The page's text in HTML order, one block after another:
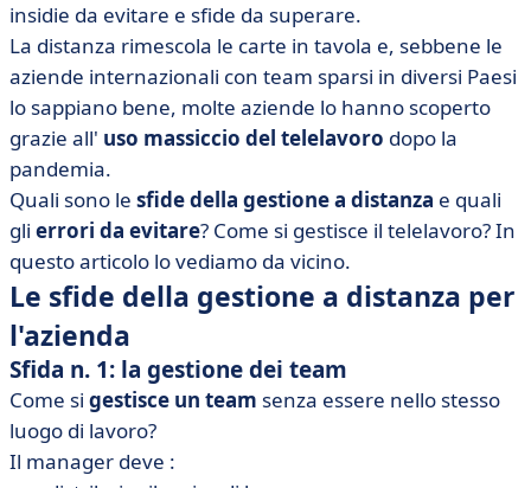
• Come si gestisce in remoto? 6 buone pratiche
• Gestione remota: la nuova norma?
insidie da evitare e sfide da superare.
La distanza rimescola le carte in tavola e, sebbene le
aziende internazionali con team sparsi in diversi Paesi
lo sappiano bene, molte aziende lo hanno scoperto
grazie all' uso massiccio del telelavoro dopo la
pandemia.
Quali sono le sfide della gestione a distanza e quali
gli errori da evitare? Come si gestisce il telelavoro? In
questo articolo lo vediamo da vicino.
Le sfide della gestione a distanza per
l'azienda
Sfida n. 1: la gestione dei team
Come si gestisce un team senza essere nello stesso
luogo di lavoro?
Il manager deve :